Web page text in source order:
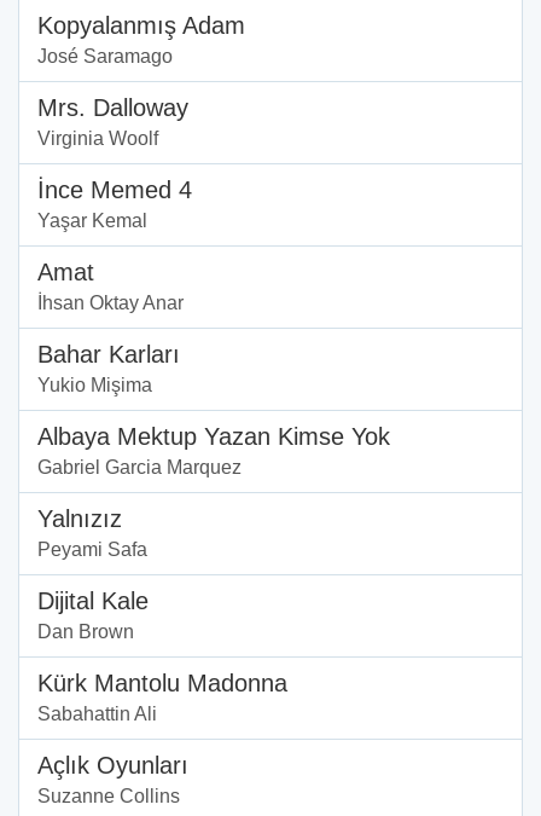
Kopyalanmış Adam
José Saramago
Mrs. Dalloway
Virginia Woolf
İnce Memed 4
Yaşar Kemal
Amat
İhsan Oktay Anar
Bahar Karları
Yukio Mişima
Albaya Mektup Yazan Kimse Yok
Gabriel Garcia Marquez
Yalnızız
Peyami Safa
Dijital Kale
Dan Brown
Kürk Mantolu Madonna
Sabahattin Ali
Açlık Oyunları
Suzanne Collins